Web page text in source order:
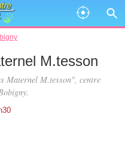
M.tesson
Maternel M.tesson", centre